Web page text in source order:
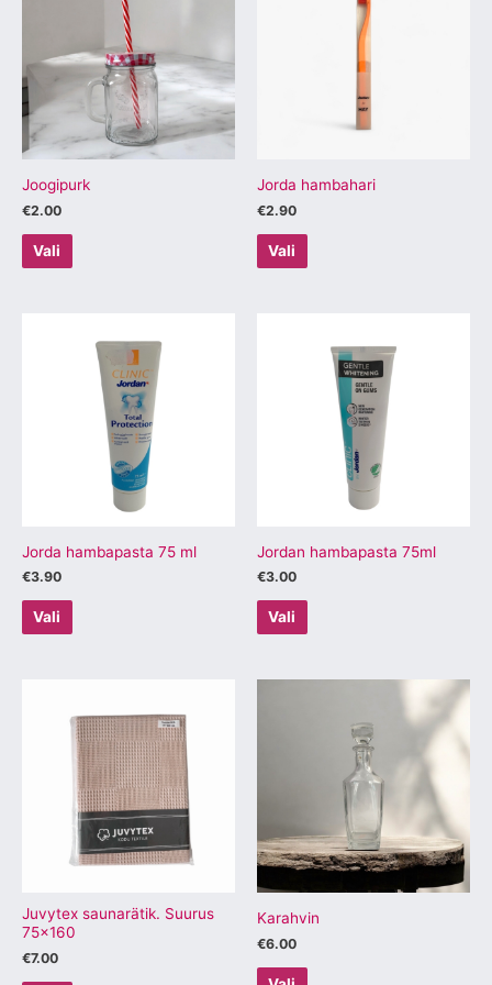
Joogipurk
€2.00
Vali
varianti.
Valikuid
saab
teha
tootelehel.
Jorda hambahari
€2.90
Vali
varianti.
Valikuid
tootelehel.
Jorda hambapasta 75 ml
€3.90
Vali
tootel
varianti.
Valikuid
tootelehel.
Jordan hambapasta 75ml
€3.00
Vali
tootel
varianti.
Valikuid
tootelehel.
Juvytex saunarätik. Suurus
75×160
€7.00
tootel
on
mitu
varianti.
Valikuid
saab
tootelehel.
Karahvin
€6.00
varianti.
Valikuid
saab
tootelehel.